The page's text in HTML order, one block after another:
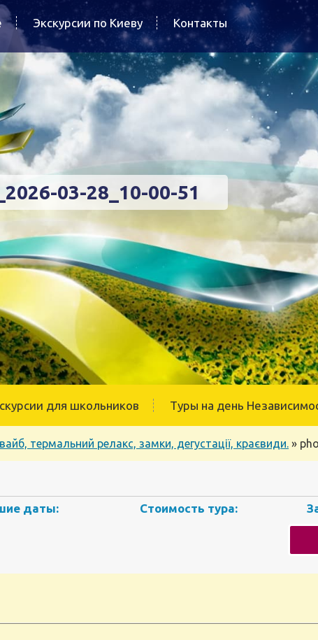
Экскурсии по Киеву Контакты
03-28_10-00-51
для школьников Туры на день
термальний релакс, замки, дегустації, краєвиди. »
даты: Стоимость тура: